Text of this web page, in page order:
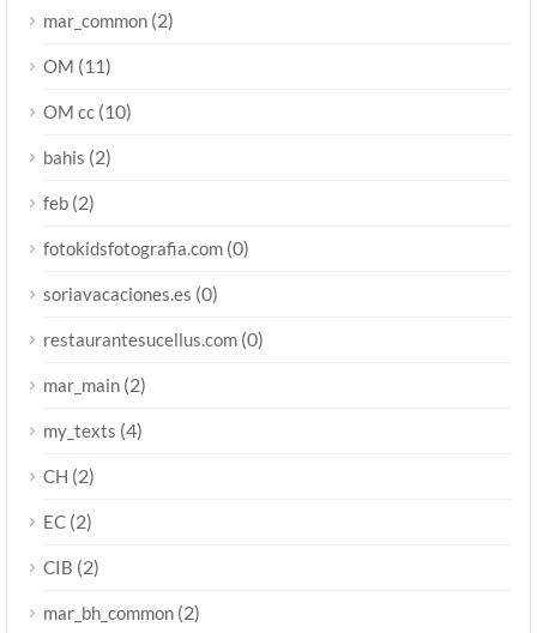
mar_common (2)
OM (11)
OM cc (10)
bahis (2)
feb (2)
fotokidsfotografia.com (0)
soriavacaciones.es (0)
restaurantesucellus.com (0)
mar_main (2)
my_texts (4)
CH (2)
EC (2)
CIB (2)
mar_bh_common (2)